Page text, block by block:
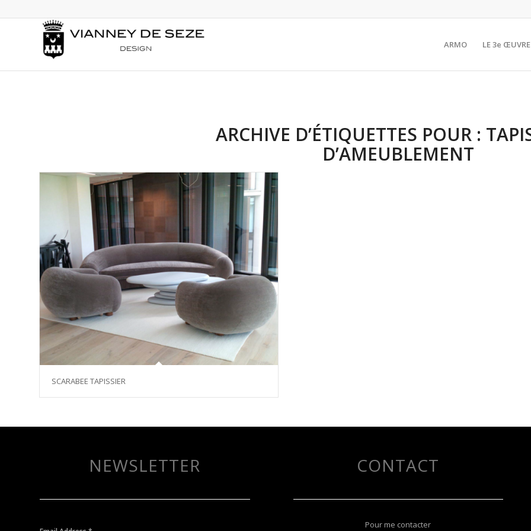
ARMO LE 3e ŒUVRE
ARCHIVE D’ÉTIQUETTES POUR :
D’AMEUBLEMENT
SCARABEE TAPISSIER
NEWSLETTER CONTACT
Pour me contacter